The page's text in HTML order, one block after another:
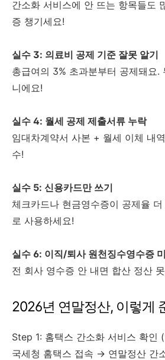
간소화 서비스에 안 뜨는 항목들도
증 챙기세요!
실수 3: 의료비 공제 기준 잘못 알기
총급여의 3% 초과분부터 공제돼요.
니에요!
실수 4: 월세 공제 제출서류 누락
임대차계약서 사본 + 월세 이체 내
수!
실수 5: 신용카드만 쓰기
체크카드나 현금영수증이 공제율
로 사용하세요!
실수 6: 이직/퇴사 원천징수영수증
전 회사 영수증 안 내면 합산 정산
2026년 연말정산, 이렇게
Step 1: 홈택스 간소화 서비스 확인
국세청 홈택스 접속 → 연말정산 간